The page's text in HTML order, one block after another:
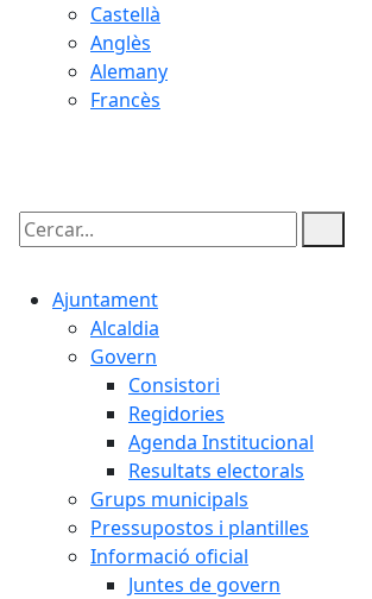
Castellà
Anglès
Alemany
Francès
Cercar:
Ajuntament
Alcaldia
Govern
Consistori
Regidories
Agenda Institucional
Resultats electorals
Grups municipals
Pressupostos i plantilles
Informació oficial
Juntes de govern